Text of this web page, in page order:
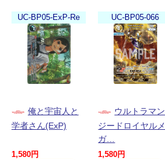
UC-BP05-ExP-Re
俺と宇宙人と
学者さん(ExP)
1,580円
UC-BP05-066
ウルトラマン
ジードロイヤルメ
ガ…
1,580円